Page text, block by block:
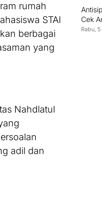
rumah
STAI
berbagai
yang
Nahdlatul
adil dan
Cek
Rabu,